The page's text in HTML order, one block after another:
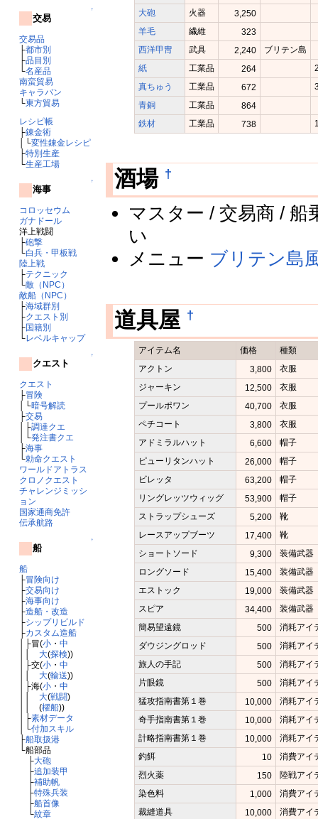
↑
交易
交易品
├都市別
├品目別
└名産品
南蛮貿易
キャラバン
└東方貿易
レシピ帳
├錬金術
│└変性錬金レシピ
├特別生産
└生産工場
↑
海事
コロッセウム
ガナドール
洋上戦闘
├砲撃
└白兵・甲板戦
陸上戦
├テクニック
└敵（NPC）
敵船（NPC）
├海域群別
├クエスト別
├国籍別
└レベルキャップ
↑
クエスト
クエスト
├冒険
│└暗号解読
├交易
│├調達クエ
│└発注書クエ
├海事
└勅命クエスト
ワールドアトラス
クロノクエスト
チャレンジミッシ
ョン
国家通商免許
伝承航路
↑
船
船
├冒険向け
├交易向け
├海事向け
├造船・改造
├シップリビルド
├カスタム造船
│├冒(小・ 中
大(探検))
│├交(小・ 中
大(輸送))
│├海(小・ 中
大(戦闘)
││ (櫂船))
│├素材データ
│└付加スキル
├船取扱港
└船部品
├大砲
├追加装甲
├補助帆
├特殊兵装
├船首像
└紋章
大砲
火器
3,250
羊毛
繊維
323
西洋甲冑
武具 2,240
ブリテン島
紙
工業品 264
真ちゅう
工業品 672
青銅
工業品
864
鉄材
工業品 738
酒場 †
マスター / 交易商 / 船
い
メニュー ブリテン島
道具屋 †
アイテム名 価格
種類
アクトン
3,800
衣服
ジャーキン
12,500
衣服
プールポワン
40,700
衣服
ペチコート
3,800
衣服
アドミラルハット
6,600
帽子
ピューリタンハット
26,000
帽子
ビレッタ
63,200
帽子
リングレッツウィッグ
53,900
帽子
ストラップシューズ
5,200
靴
レースアップブーツ
17,400
靴
ショートソード
9,300
装備武器
ロングソード
15,400
装備武器
エストック
19,000
装備武器
スピア
34,400
装備武器
簡易望遠鏡
500
消耗アイ
ダウジングロッド
500
消耗アイ
旅人の手記
500
消耗アイ
片眼鏡
500
消耗アイ
猛攻指南書第１巻
10,000
消耗アイ
奇手指南書第１巻
10,000
消耗アイ
計略指南書第１巻
10,000
消耗アイ
釣餌
10
消費アイ
烈火薬
150
陸戦アイ
染色料
1,000
消費アイ
裁縫道具
10,000
消費アイ